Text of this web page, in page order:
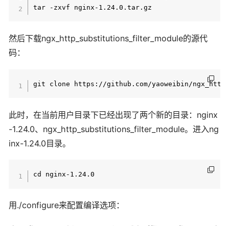
然后下载ngx_http_substitutions_filter_module的源代
码：
此时，在当前用户目录下已经出现了两个新的目录：nginx
-1.24.0、ngx_http_substitutions_filter_module。进入ng
inx-1.24.0目录。
用./configure来配置编译选项：